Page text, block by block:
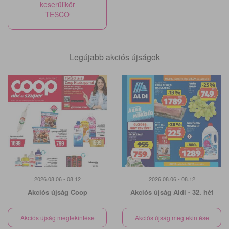
keserűlikőr
TESCO
Legújabb akciós újságok
2026.08.06 - 08.12
Akciós újság Coop
Akciós újság megtekintése
2026.08.06 - 08.12
Akciós újság Aldi - 32. hét
Akciós újság megtekintése